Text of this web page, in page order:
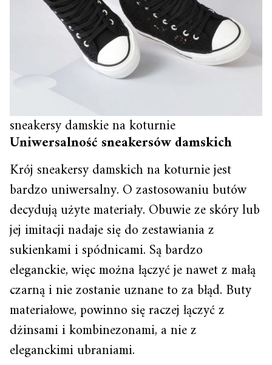
sneakersy damskie na koturnie
Uniwersalność sneakersów damskich
Krój sneakersy damskich na koturnie jest
bardzo uniwersalny. O zastosowaniu butów
decydują użyte materiały. Obuwie ze skóry lub
jej imitacji nadaje się do zestawiania z
sukienkami i spódnicami. Są bardzo
eleganckie, więc można łączyć je nawet z małą
czarną i nie zostanie uznane to za błąd. Buty
materiałowe, powinno się raczej łączyć z
dżinsami i kombinezonami, a nie z
eleganckimi ubraniami.